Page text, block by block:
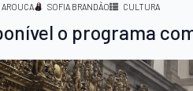
AROUCA SOFIA BRANDÃO CULTURA
o programa